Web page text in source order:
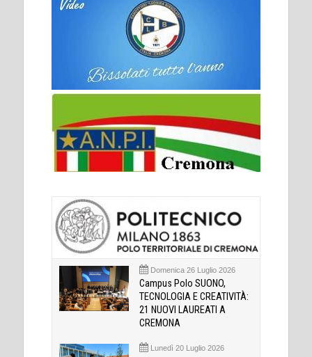
Domenica 26 Luglio 2026
Campus Polo SUONO,
TECNOLOGIA E CREATIVITÀ:
21 NUOVI LAUREATI A
CREMONA
Lunedì 20 Luglio 2026